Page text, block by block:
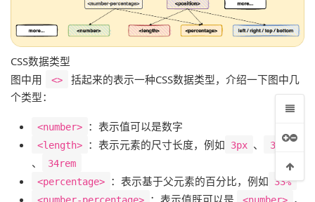
CSS数据类型
图中用
<>
括起来的表示一种CSS数据类型，介绍一下图中几
个类型：
<number> ：表示值可以是数字
<length> ：表示元素的尺寸长度，例如 3px 、 33em
、
34rem
<percentage>
：表示基于父元素的百分比，例如
33%